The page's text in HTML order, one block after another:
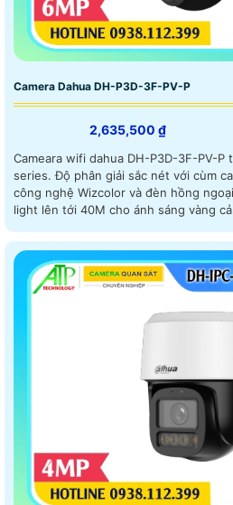
Camera Dahua DH-P3D-3F-PV-P
2,635,500 ₫
Cameara wifi dahua DH-P3D-3F-PV-P
series. Độ phân giải sắc nét với cùm camera kép lên tới 6MP, Với
công nghệ Wizcolor và đèn hồng
light lên tới 40M cho ánh sáng vàng